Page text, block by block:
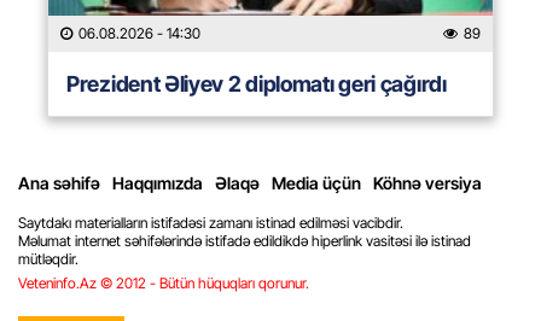
06.08.2026 - 14:30 89
Prezident Əliyev 2 diplomatı geri çağırdı
Ana səhifə Haqqımızda Əlaqə Media üçün Köhnə versiya
Saytdakı materialların istifadəsi zamanı istinad edilməsi vacibdir.
Məlumat internet səhifələrində istifadə edildikdə hiperlink vasitəsi ilə istinad
mütləqdir.
Veteninfo.Az © 2012 - Bütün hüquqları qorunur.